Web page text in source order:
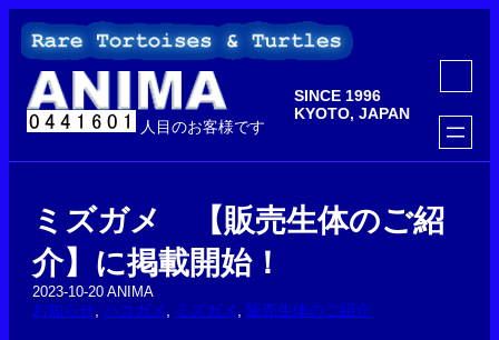
を
人目のお客様です
SINCE 1996
KYOTO, JAPAN
ア
コ
ン
リ
ン
ク
ミズガメ 【販売生体のご紹
介】に掲載開始！
2023-10-20 ANIMA
お知らせ , ハコガメ ミズガメ 販売生体のご紹介